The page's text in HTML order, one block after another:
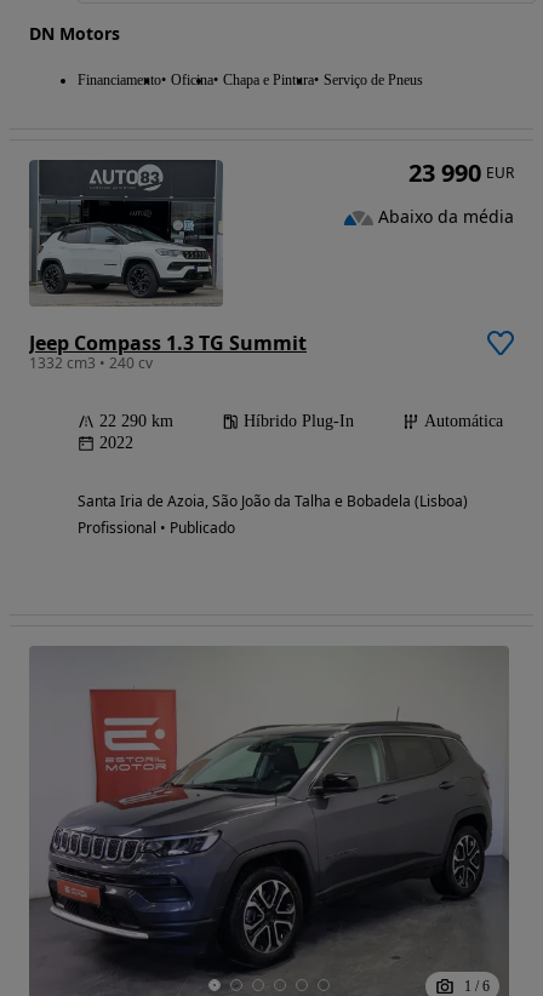
DN Motors
Financiamento Oficina Chapa e Pintura Serviço de Pneus
Jeep Compass 1.3 TG Summit
1332 cm3 • 240 cv
22 290 km Híbrido Plug-In
Automática
2022
Santa Iria de Azoia, São João da Talha e Bobadela (Lisboa)
Profissional • Publicado
23 990 EUR
Abaixo da média
1 / 6